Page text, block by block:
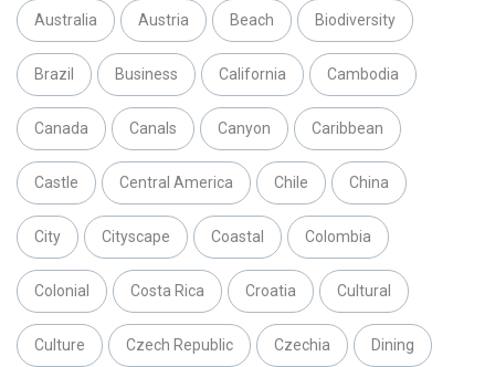
Australia Austria Beach Biodiversity
Brazil Business California Cambodia
Canada Canals Canyon Caribbean
Castle Central America Chile China
City Cityscape Coastal Colombia
Colonial Costa Rica Croatia Cultural
Culture Czech Republic Czechia Dining